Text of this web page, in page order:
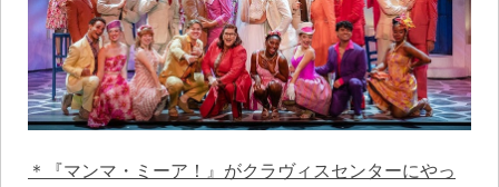
＊『マンマ・ミーア！』がクラヴィスセンターにやっ